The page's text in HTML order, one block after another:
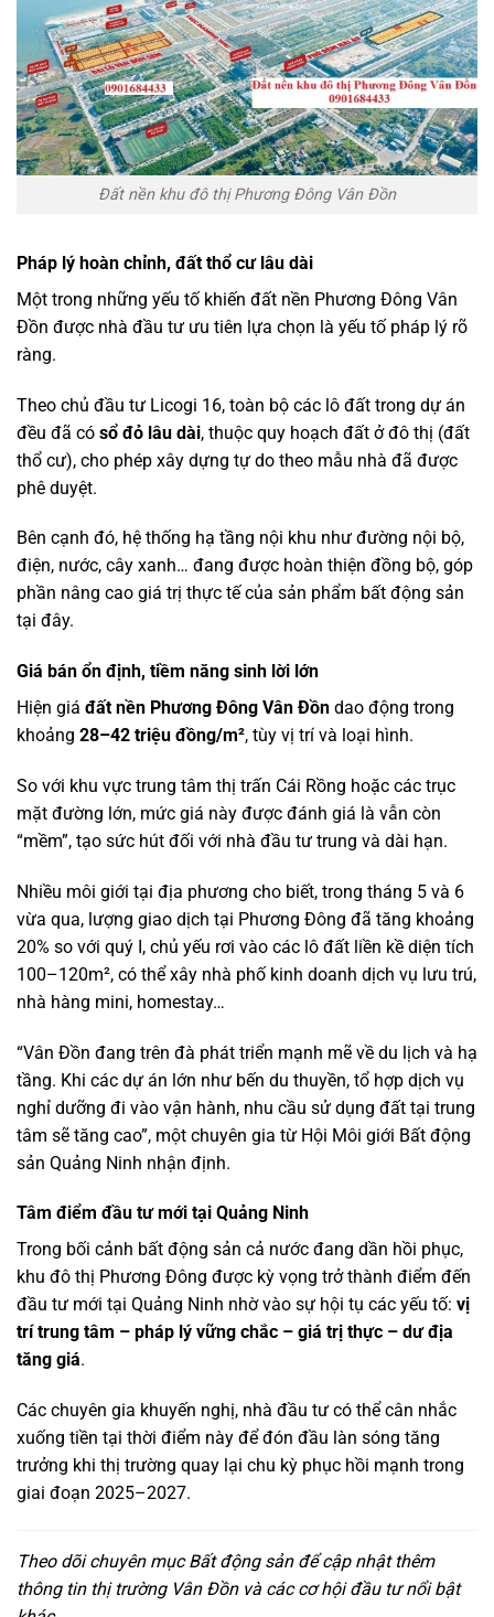
Đất nền khu đô thị Phương Đông Vân Đồn
Pháp lý hoàn chỉnh, đất thổ cư lâu dài
Một trong những yếu tố khiến đất nền Phương Đông Vân
Đồn được nhà đầu tư ưu tiên lựa chọn là yếu tố pháp lý rõ
ràng.
Theo chủ đầu tư Licogi 16, toàn bộ các lô đất trong dự án
đều đã có sổ đỏ lâu dài, thuộc quy hoạch đất ở đô thị (đất
thổ cư), cho phép xây dựng tự do theo mẫu nhà đã được
phê duyệt.
Bên cạnh đó, hệ thống hạ tầng nội khu như đường nội bộ,
điện, nước, cây xanh… đang được hoàn thiện đồng bộ, góp
phần nâng cao giá trị thực tế của sản phẩm bất động sản
tại đây.
Giá bán ổn định, tiềm năng sinh lời lớn
Hiện giá đất nền Phương Đông Vân Đồn dao động trong
khoảng 28–42 triệu đồng/m², tùy vị trí và loại hình.
So với khu vực trung tâm thị trấn Cái Rồng hoặc các trục
mặt đường lớn, mức giá này được đánh giá là vẫn còn
“mềm”, tạo sức hút đối với nhà đầu tư trung và dài hạn.
Nhiều môi giới tại địa phương cho biết, trong tháng 5 và 6
vừa qua, lượng giao dịch tại Phương Đông đã tăng khoảng
20% so với quý I, chủ yếu rơi vào các lô đất liền kề diện tích
100–120m², có thể xây nhà phố kinh doanh dịch vụ lưu trú,
nhà hàng mini, homestay…
“Vân Đồn đang trên đà phát triển mạnh mẽ về du lịch và hạ
tầng. Khi các dự án lớn như bến du thuyền, tổ hợp dịch vụ
nghỉ dưỡng đi vào vận hành, nhu cầu sử dụng đất tại trung
tâm sẽ tăng cao”, một chuyên gia từ Hội Môi giới Bất động
sản Quảng Ninh nhận định.
Tâm điểm đầu tư mới tại Quảng Ninh
Trong bối cảnh bất động sản cả nước đang dần hồi phục,
khu đô thị Phương Đông được kỳ vọng trở thành điểm đến
đầu tư mới tại Quảng Ninh nhờ vào sự hội tụ các yếu tố: vị
trí trung tâm – pháp lý vững chắc – giá trị thực – dư địa
tăng giá.
Các chuyên gia khuyến nghị, nhà đầu tư có thể cân nhắc
xuống tiền tại thời điểm này để đón đầu làn sóng tăng
trưởng khi thị trường quay lại chu kỳ phục hồi mạnh trong
giai đoạn 2025–2027.
Theo dõi chuyên mục Bất động sản để cập nhật thêm
thông tin thị trường Vân Đồn và các cơ hội đầu tư nổi bật